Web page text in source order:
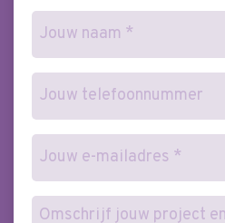
Naam
(Vereist)
Telefoonnummer
mailadres
(Vereist)
Wensen